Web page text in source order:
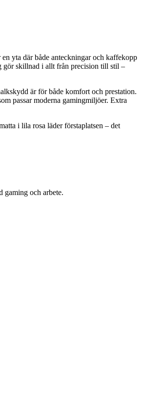
yta där både anteckningar och kaffekopp
gör skillnad i allt från precision till stil –
är för både komfort och prestation.
passar moderna gamingmiljöer. Extra
i lila rosa läder förstaplatsen – det
gaming och arbete.